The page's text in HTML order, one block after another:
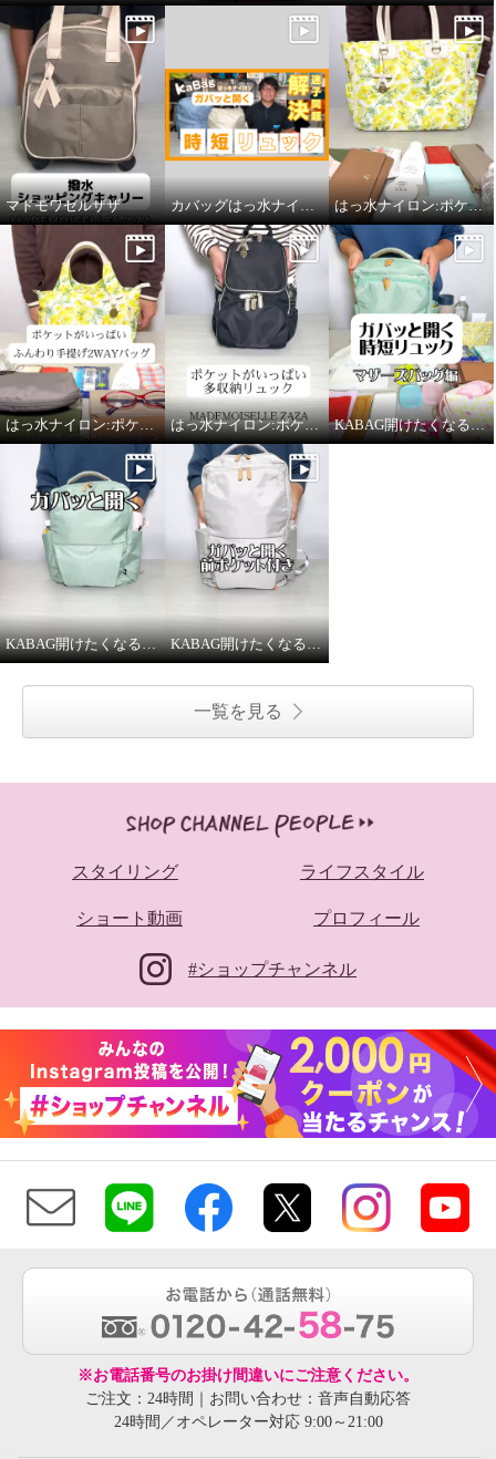
マドモワゼルザザ カバッグはっ水ナイロン。ガバッと開く時短リュック「ミニ」 はっ水ナイロン:ポケットがいっぱいWファスナースッキリトートバッグ
はっ水ナイロン:ポケットがいっぱいWファスナーふんわり手提げ2WAYバッグ はっ水ナイロン:ポケットがいっぱい多収納ポケットリュック KABAG開けたくなるリュック[ミニ]
KABAG開けたくなるリュック[ミニ] KABAG開けたくなるリュック[グランデ]
一覧を見る
スタイリング ライフスタイル
ショート動画 プロフィール
#ショップチャンネル
※お電話番号のお掛け間違いにご注意ください。
ご注文：24時間｜お問い合わせ：音声自動応答
24時間／オペレーター対応 9:00～21:00